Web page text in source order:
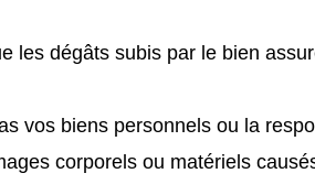
les dégâts subis par le bien
vos biens personnels ou la
corporels ou matériels